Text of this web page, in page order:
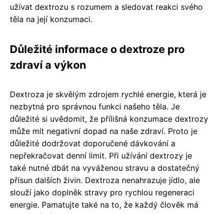
užívat dextrozu s rozumem a sledovat reakci svého
těla na její konzumaci.
Důležité informace o dextroze pro
zdraví a výkon
Dextroza je skvělým zdrojem rychlé energie, která je
nezbytná pro správnou funkci našeho těla. Je
důležité si uvědomit, že přílišná konzumace dextrozy
může mít negativní dopad na naše zdraví. Proto je
důležité dodržovat doporučené dávkování a
nepřekračovat denní limit. Při užívání dextrozy je
také nutné dbát na vyváženou stravu a dostatečný
přísun dalších živin. Dextroza nenahrazuje jídlo, ale
slouží jako doplněk stravy pro rychlou regeneraci
energie. Pamatujte také na to, že každý člověk má